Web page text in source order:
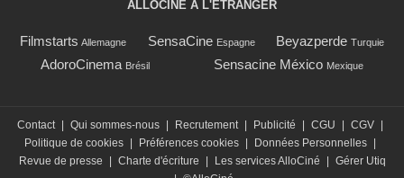
ALLOCINÉ À L'ÉTRANGER
Filmstarts Allemagne SensaCine Espagne Beyazperde Turquie
AdoroCinema Brésil Sensacine México Mexique
Contact | Qui sommes-nous | Recrutement | Publicité | CGU | CGV |
Politique de cookies | Préférences cookies | Données Personnelles |
Revue de presse
| Charte d'écriture | Les services AlloCiné | Gérer Utiq